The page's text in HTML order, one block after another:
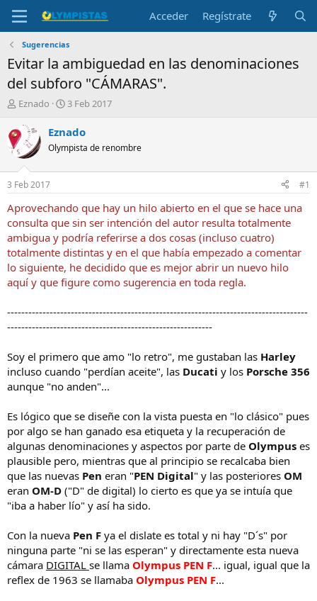
Acceder Regístrate
Sugerencias
Evitar la ambiguedad en las denominaciones
del subforo "CÁMARAS".
I
i
c
i
a
d
o
r
e
l
t
e
m
Eznado
F
c
a
i
n
c
i
o
3 Feb 2017
Eznado
Olympista de renombre
3 Feb 2017 #1
Aprovechando que hay un hilo abierto en el que se hace una
consulta que sin ser intención del autor resulta totalmente
ambigua y podría referirse a dos cosas (incluso cuatro)
totalmente distintas y en el que había empezado a comentar
lo siguiente, he decidido que es mejor abrir un nuevo hilo
aquí y que figure como sugerencia en toda regla.
-------------------------------------------------------------------------------------
----------------------------------------------------------
Soy el primero que amo "lo retro", me gustaban las Harley
incluso cuando "perdían aceite", las Ducati y los Porsche 356
aunque "no anden"...
Es lógico que se diseñe con la vista puesta en "lo clásico" pues
por algo se han ganado esa etiqueta y la recuperación de
algunas denominaciones y aspectos por parte de Olympus es
plausible pero, mientras que al principio se recalcaba bien
que las nuevas Pen eran "PEN Digital" y las posteriores OM
eran OM-D ("D" de digital) lo cierto es que ya se intuía que
"iba a haber lío" y así ha sido.
Con la nueva Pen F ya el dislate es total y ni hay "D´s" por
ninguna parte "ni se las esperan" y directamente esta nueva
cámara DIGITAL se llama Olympus PEN F... igual, igual que la
reflex de 1963 se llamaba Olympus PEN F...